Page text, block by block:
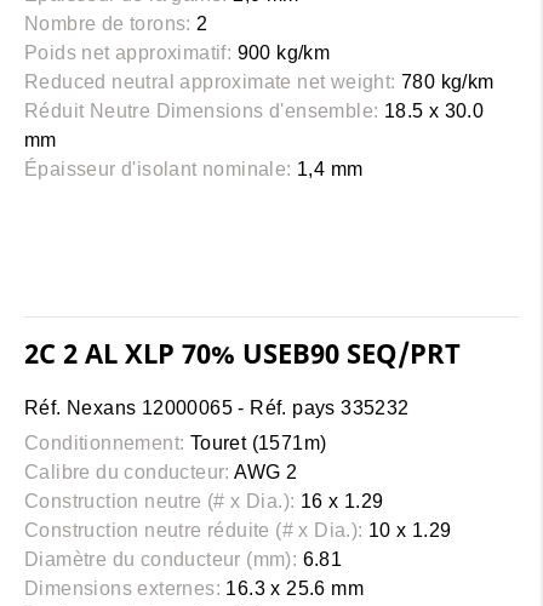
Nombre de torons: 2
Poids net approximatif: 900 kg/km
Reduced neutral approximate net weight: 780 kg/km
Réduit Neutre Dimensions d'ensemble: 18.5 x 30.0
mm
Épaisseur d'isolant nominale: 1,4 mm
2C 2 AL XLP 70% USEB90 SEQ/PRT
Réf. Nexans 12000065 - Réf. pays 335232
Conditionnement: Touret (1571m)
Calibre du conducteur: AWG 2
Construction neutre (# x Dia.): 16 x 1.29
Construction neutre réduite (# x Dia.): 10 x 1.29
Diamètre du conducteur (mm): 6.81
Dimensions externes: 16.3 x 25.6 mm